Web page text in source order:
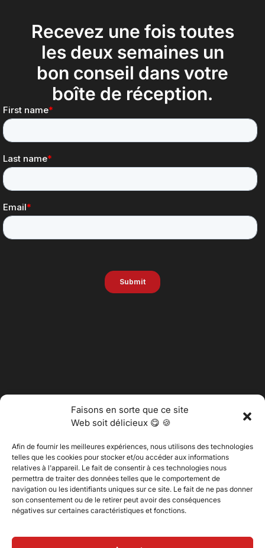
Faisons en sorte que ce site
Web soit délicieux 😋 🍪
Afin de fournir les meilleures expériences, nous utilisons des technologies
telles que les cookies pour stocker et/ou accéder aux informations
relatives à l'appareil. Le fait de consentir à ces technologies nous
permettra de traiter des données telles que le comportement de
navigation ou les identifiants uniques sur ce site. Le fait de ne pas donner
son consentement ou de le retirer peut avoir des conséquences
négatives sur certaines caractéristiques et fonctions.
Recevez une fois toutes
les deux semaines un
bon conseil dans votre
boîte de réception.
@2025 Vertitech. Tous droits réservés.
Politique de confidentialité